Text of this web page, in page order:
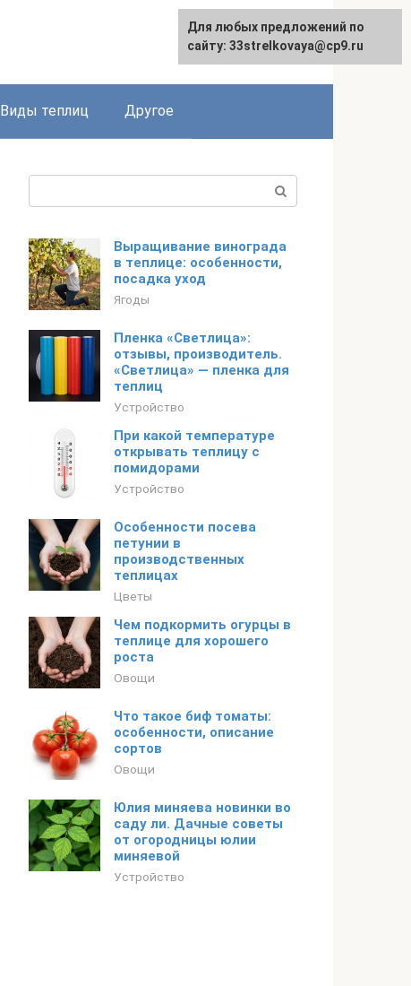
Виды теплиц Другое
Выращивание винограда
в теплице: особенности,
посадка уход
Ягоды
Пленка «Светлица»:
отзывы, производитель.
«Светлица» — пленка для
теплиц
Устройство
При какой температуре
открывать теплицу с
помидорами
Устройство
Особенности посева
петунии в
производственных
теплицах
Цветы
Чем подкормить огурцы в
теплице для хорошего
роста
Овощи
Что такое биф томаты:
особенности, описание
сортов
Овощи
Юлия миняева новинки во
саду ли. Дачные советы
от огородницы юлии
миняевой
Устройство
Для любых предложений по
сайту: 33strelkovaya@cp9.ru